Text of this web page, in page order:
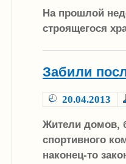
На прошлой
строящегося
Забили
20.04.2013
Жители домов,
спортивного
наконец-то